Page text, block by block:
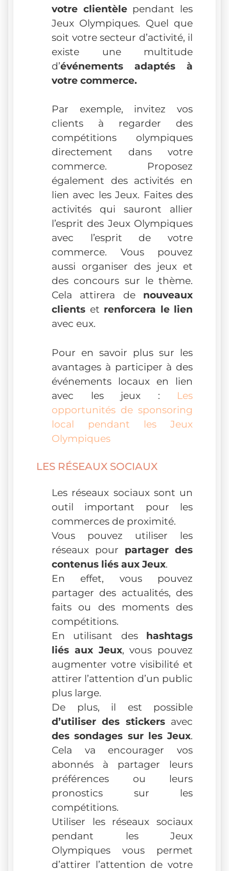
votre clientèlependant les
Jeux Olympiques. Quel que
soit votre secteur d’activité, il
existe une multitude
d’événements adaptés à
votre commerce.
Par exemple, invitez vos
clients à regarder des
compétitions olympiques
directement dans votre
commerce. Proposez
également des activités en
lien avec les Jeux. Faites des
activités qui sauront allier
l’esprit des Jeux Olympiques
avec l’esprit de votre
commerce. Vous pouvez
aussi organiser des jeux et
des concours sur le thème.
Cela attirera de nouveaux
clients et renforcera le lien
avec eux.
Pour en savoir plus sur les
avantages à participer à des
événements locaux en lien
avec les jeux : Les
opportunités de sponsoring
local pendant les Jeux
Olympiques
LES RÉSEAUX SOCIAUX
Les réseaux sociaux sont un
outil important pour les
commerces de proximité.
Vous pouvez utiliser les
réseaux pour partager des
contenus liés aux Jeux.
En effet, vous pouvez
partager des actualités, des
faits ou des moments des
compétitions.
En utilisant des hashtags
liés aux Jeux, vous pouvez
augmenter votre visibilité et
attirer l’attention d’un public
plus large.
De plus, il est possible
d’utiliser des stickersavec
des sondages sur les Jeux.
Cela va encourager vos
abonnés à partager leurs
préférences ou leurs
pronostics sur les
compétitions.
Utiliser les réseaux sociaux
pendant les Jeux
Olympiques vous permet
d’attirer l’attention de votre